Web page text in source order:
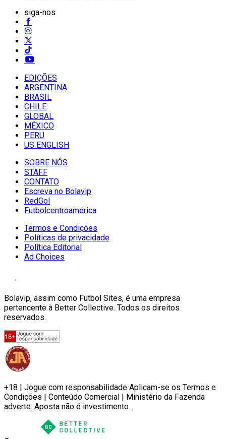
siga-nos
EDIÇÕES
ARGENTINA
BRASIL
CHILE
GLOBAL
MÉXICO
PERU
US ENGLISH
SOBRE NÓS
STAFF
CONTATO
Escreva no Bolavip
RedGol
Futbolcentroamerica
Termos e Condições
Políticas de privacidade
Política Editorial
Ad Choices
Bolavip, assim como Futbol Sites, é uma empresa
pertencente à Better Collective. Todos os direitos
reservados.
+18 | Jogue com responsabilidade Aplicam-se os Termos e
Condições | Conteúdo Comercial | Ministério da Fazenda
adverte: Aposta não é investimento.